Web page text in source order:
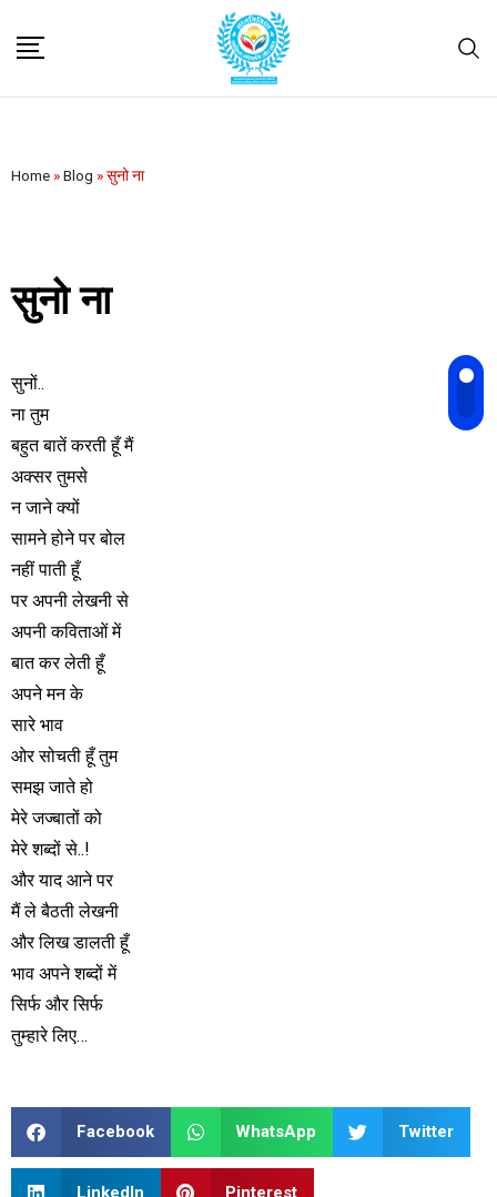
Home »Blog »सुनो ना
सुनो ना
सुनों..
ना तुम
बहुत बातें करती हूँ मैं
अक्सर तुमसे
न जाने क्यों
सामने होने पर बोल
नहीं पाती हूँ
पर अपनी लेखनी से
अपनी कविताओं में
बात कर लेती हूँ
अपने मन के
सारे भाव
ओर सोचती हूँ तुम
समझ जाते हो
मेरे जज्बातों को
मेरे शब्दों से..!
और याद आने पर
मैं ले बैठती लेखनी
और लिख डालती हूँ
भाव अपने शब्दों में
सिर्फ और सिर्फ
तुम्हारे लिए…
Facebook WhatsApp Twitter
LinkedIn Pinterest